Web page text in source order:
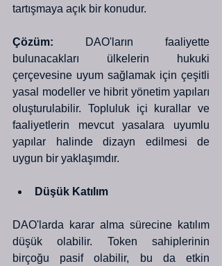
tartışmaya açık bir konudur.
Çözüm: DAO'ların faaliyette
bulunacakları ülkelerin hukuki
çerçevesine uyum sağlamak için çeşitli
yasal modeller ve hibrit yönetim yapıları
oluşturulabilir. Topluluk içi kurallar ve
faaliyetlerin mevcut yasalara uyumlu
yapılar halinde dizayn edilmesi de
uygun bir yaklaşımdır.
Düşük Katılım
DAO'larda karar alma sürecine katılım
düşük olabilir. Token sahiplerinin
birçoğu pasif olabilir, bu da etkin